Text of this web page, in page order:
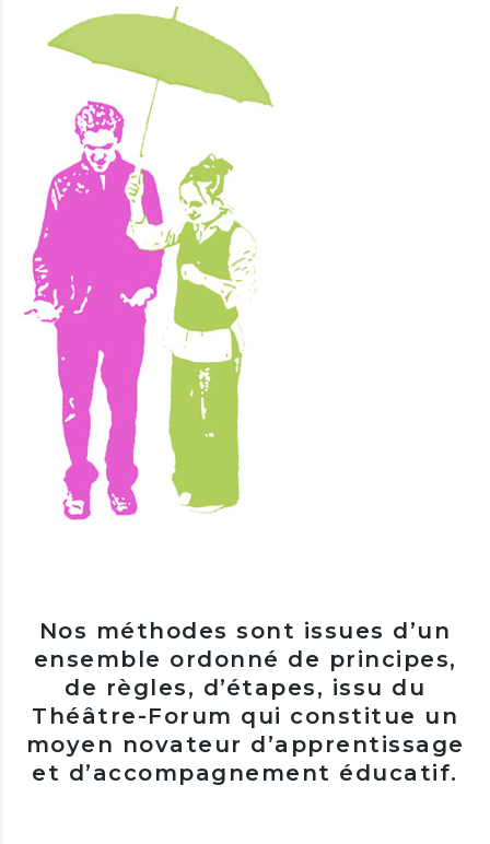
Nos méthodes sont issues d’un
ensemble ordonné de principes,
de règles, d’étapes, issu du
Théâtre-Forum qui constitue un
moyen novateur d’apprentissage
et d’accompagnement éducatif.